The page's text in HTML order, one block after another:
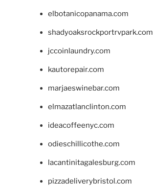
elbotanicopanama.com
shadyoaksrockportrvpark.com
jccoinlaundry.com
kautorepair.com
marjaeswinebar.com
elmazatlanclinton.com
ideacoffeenyc.com
odieschillicothe.com
lacantinitagalesburg.com
pizzadeliverybristol.com